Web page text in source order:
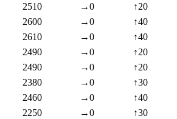
2510 →0
↑20
2600 →0
↑40
2610 →0
↑40
2490 →0
↑20
2490 →0
↑20
2380 →0
↑30
2460 →0
↑40
2250 →0
↑30